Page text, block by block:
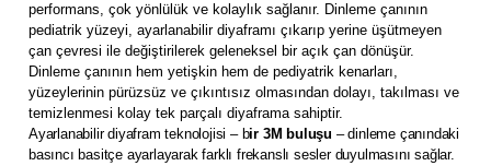
performans, çok yönlülük ve kolaylık sağlanır. Dinleme çanının
pediatrik yüzeyi, ayarlanabilir diyaframı çıkarıp yerine üşütmeyen
çan çevresi ile değiştirilerek geleneksel bir açık çan dönüşür.
Dinleme çanının hem yetişkin hem de pediyatrik kenarları,
yüzeylerinin pürüzsüz ve çıkıntısız olmasından dolayı, takılması ve
temizlenmesi kolay tek parçalı diyaframa sahiptir.
Ayarlanabilir diyafram teknolojisi – bir 3M buluşu – dinleme çanındaki
basıncı basitçe ayarlayarak farklı frekanslı sesler duyulmasını sağlar.